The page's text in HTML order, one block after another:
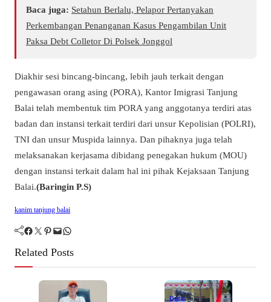
Baca juga: Setahun Berlalu, Pelapor Pertanyakan
Perkembangan Penanganan Kasus Pengambilan Unit
Paksa Debt Colletor Di Polsek Jonggol
Diakhir sesi bincang-bincang, lebih jauh terkait dengan
pengawasan orang asing (PORA), Kantor Imigrasi Tanjung
Balai telah membentuk tim PORA yang anggotanya terdiri atas
badan dan instansi terkait terdiri dari unsur Kepolisian (POLRI),
TNI dan unsur Muspida lainnya. Dan pihaknya juga telah
melaksanakan kerjasama dibidang penegakan hukum (MOU)
dengan instansi terkait dalam hal ini pihak Kejaksaan Tanjung
Balai.(Baringin P.S)
kanim tanjung balai
Facebook Twitter Pinterest Mail WhatsApp
Related Posts
Daerah